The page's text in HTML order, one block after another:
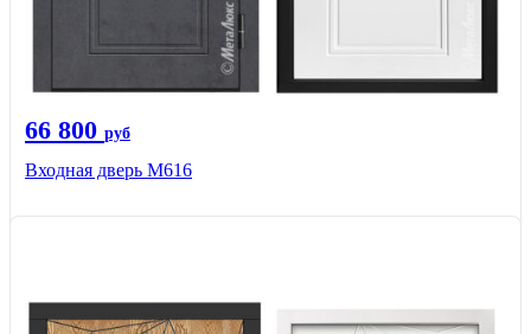
66 800 руб
Входная дверь М616